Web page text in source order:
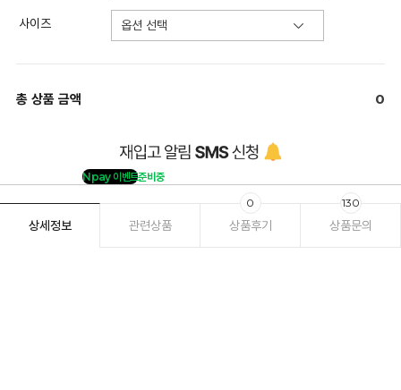
사이즈
총 상품 금액 0
Npay 이벤트준비중
상세정보 관련상품 상품후기
0
상품문의
130